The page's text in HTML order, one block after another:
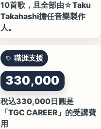
10首歌，且全部由☆Taku
Takahashi擔任音樂製作
人。
職涯支援
330,000
稅込330,000日圓是
「TGC CAREER」的受講費
用